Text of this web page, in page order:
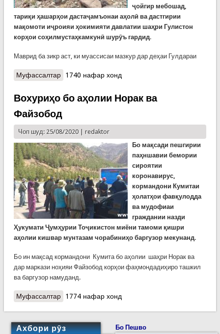
ҷойгир мебошад,
тариқи ҳашарҳои дастаҷамъонаи аҳолӣ ва дастгирии
мақомоти иҷроияи ҳокимияти давлатии шаҳри Гулистон
корҳои соҳилмустаҳкамкунӣ шурӯъ гардид.
Маврид ба зикр аст, ки муассисаи мазкур дар деҳаи Гулдараи
Муфассалтаро Корҳои соҳилбандӣ дар Адрасмон
1740 нафар хонд
Вохуриҳо бо аҳолии Норак ва
Файзобод
Чоп шуд: 25/08/2020 | redaktor
Бо мақсади пешгирии
паҳншавии бемории
сироятии
коронавирус,
кормандони Кумитаи
ҳолатҳои фавқулодда
ва мудофиаи
граждании назди
Ҳукумати Ҷумҳурии Тоҷикистон миёни тамоми қишри
аҳолии кишвар мунтазам чорабиниҳо баргузор мекунанд.
Бо ин мақсад кормандони Кумита бо аҳолии шаҳри Норак ва
дар маркази ноҳияи Файзобод корҳои фаҳмондадиҳиро ташкил
ва баргузор намуданд.
Муфассалтаро Вохуриҳо бо аҳолии Норак ва Файзобод
1774 нафар хонд
Ахбори рӯз Бо Пешво